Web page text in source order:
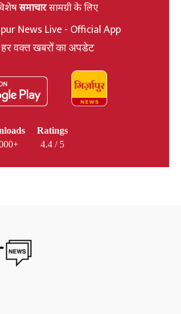
समाचारसामग्री के लिए
News Live - Official App
हर वक्त खबरों का अपडेट
Ratings
4.4 / 5